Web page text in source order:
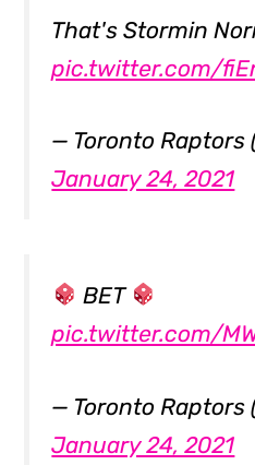
That's Stormin
pic.twitter.com/
— Toronto Raptors
January 24, 2021
BET
pic.twitter.com/
— Toronto Raptors
January 24, 2021